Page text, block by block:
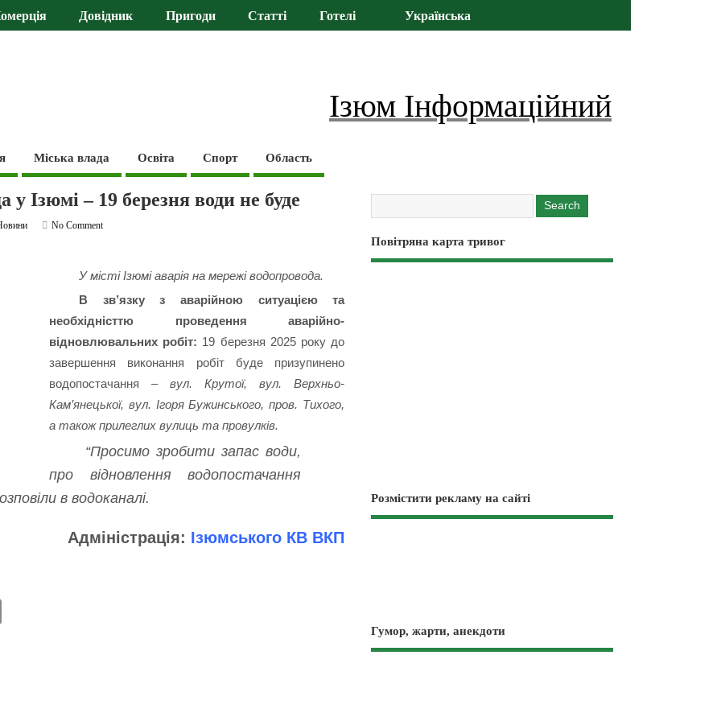
Довідник Пригоди Статті Готелі Українська
Ізюм Інформаційний
Міська влада Освіта Спорт Область
у Ізюмі – 19 березня води не буде
No Comment
У місті Ізюмі аварія на мережі водопровода.
В зв’язку з аварійною ситуацією та
необхідністтю проведення аварійно-
відновлювальних робіт: 19 березня 2025 року до
завершення виконання робіт буде призупинено
водопостачання –вул. Крутої, вул. Верхньо-
Кам’янецької, вул. Ігоря Бужинського, пров. Тихого,
а також прилеглих вулиць та провулків.
“Просимо зробити запас води,
про відновлення водопостачання
в водоканалі.
Адміністрація: Ізюмського КВ ВКП
Повітряна карта тривог
Розмістити рекламу на сайті
Гумор, жарти, анекдоти